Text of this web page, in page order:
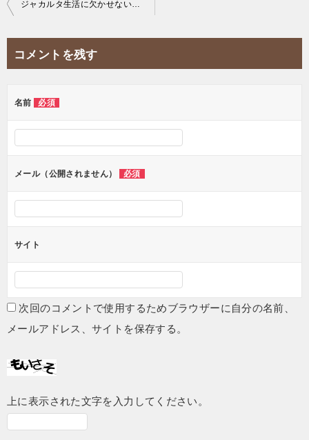
ー
ョ
ジャカルタ生活に欠かせない一番お得なSIMカードを紹介！【徹底比較】
コメントを残す
名前 必須
メール（公開されません） 必須
サイト
次回のコメントで使用するためブラウザーに自分の名前、
メールアドレス、サイトを保存する。
上に表示された文字を入力してください。